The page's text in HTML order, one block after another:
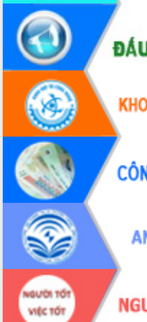
Hòn Yến phát triển du lịch gắn với bảo
tồn biển
Lấy ý kiến điều chỉnh Quy hoạch tỉnh
Đắk Lắk thời kỳ 2021-2030, tầm nhìn
đến năm 2050
Phát động chiến dịch 30 ngày đêm
giải phóng mặt bằng Tuyến đường bộ
ven biển
Đắk Lắk nỗ lực thúc đẩy tăng trưởng
kinh tế từ 10% trở lên trong Quý
II/2026
Đắk Lắk ký kết thỏa thuận hợp tác về
chuyển đổi số giai đoạn 2026 – 2030
với Tập đoàn Bưu chính Viễn thông
Việt Nam
Thứ trưởng Bộ Y tế làm việc với tỉnh
Đắk Lắk về phát triển nhân lực y tế
cho trạm y tế cấp xã
Du lịch Đắk Lắk nâng tầm trải nghiệm
du khách thông qua Hệ thống cơ sở dữ
liệu và Bản đồ số